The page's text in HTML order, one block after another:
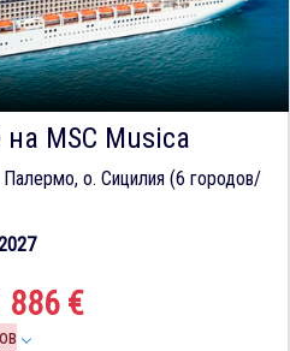
MSC Musica
Палермо, о. Сицилия (6 городов/
886 €